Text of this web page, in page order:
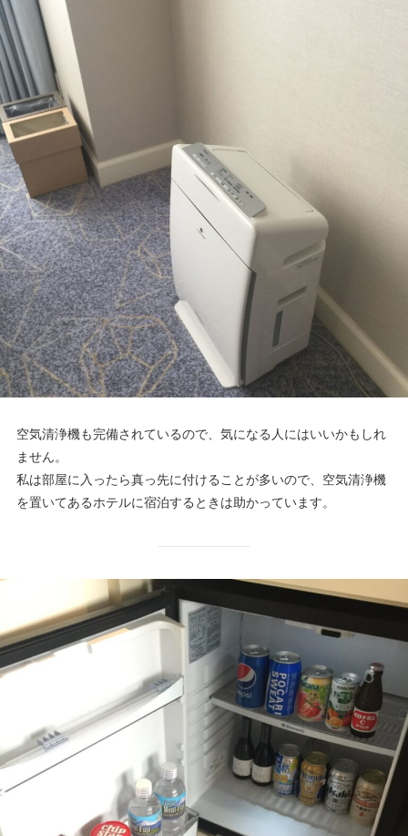
空気清浄機も完備されているので、気になる人にはいいかもしれ
ません。
私は部屋に入ったら真っ先に付けることが多いので、空気清浄機
を置いてあるホテルに宿泊するときは助かっています。